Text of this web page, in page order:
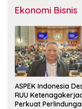
Ekonomi Bisnis
ASPEK Indonesia
RUU
Perkuat